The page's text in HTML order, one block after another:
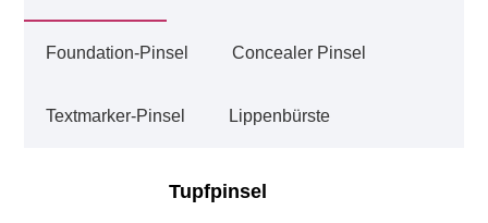
Foundation-Pinsel Concealer Pinsel
Textmarker-Pinsel Lippenbürste
Tupfpinsel